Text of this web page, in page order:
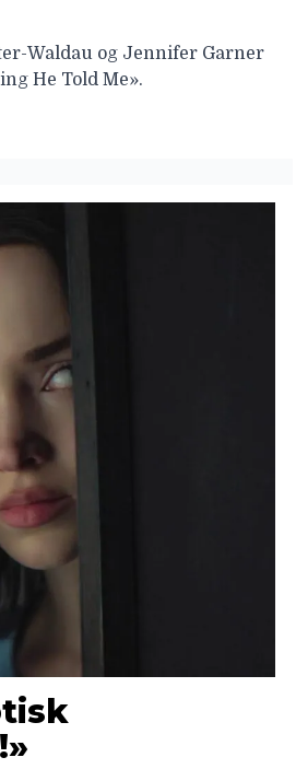
Waldau og Jennifer Garner
He Told Me».